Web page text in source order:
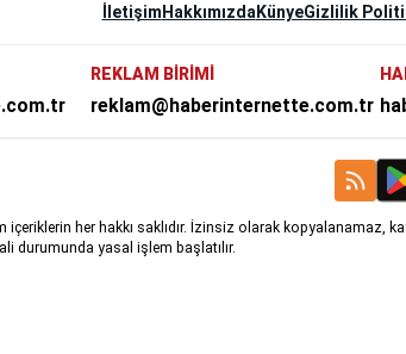
İletişimHakkımızdaKünyeGizlilik
REKLAM BİRİMİ
reklam@haberinternette.com.tr
her hakkı saklıdır. İzinsiz olarak kopyalanamaz,
durumunda yasal işlem başlatılır.